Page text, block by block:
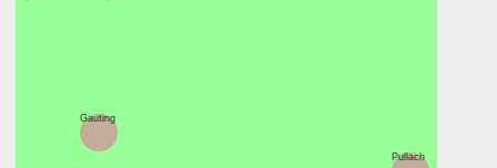
Pullach
Gauting